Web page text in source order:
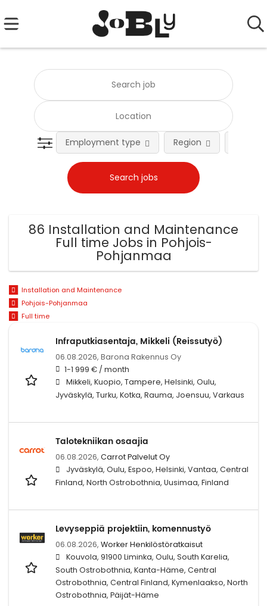
Employment type Region
86 Installation and Maintenance
Full time Jobs in Pohjois-
Pohjanmaa
Installation and Maintenance
Pohjois-Pohjanmaa
Full time
Infraputkiasentaja, Mikkeli (Reissutyö)
06.08.2026, Barona Rakennus Oy
1-1 999 € / month
Mikkeli, Kuopio, Tampere, Helsinki, Oulu,
Jyväskylä, Turku, Kotka, Rauma, Joensuu, Varkaus
Talotekniikan osaajia
06.08.2026, Carrot Palvelut Oy
Jyväskylä, Oulu, Espoo, Helsinki, Vantaa, Central
Finland, North Ostrobothnia, Uusimaa, Finland
Levyseppiä projektiin, komennustyö
06.08.2026, Worker Henkilöstöratkaisut
Kouvola, 91900 Liminka, Oulu, South Karelia,
South Ostrobothnia, Kanta-Häme, Central
Ostrobothnia, Central Finland, Kymenlaakso, North
Ostrobothnia, Päijät-Häme